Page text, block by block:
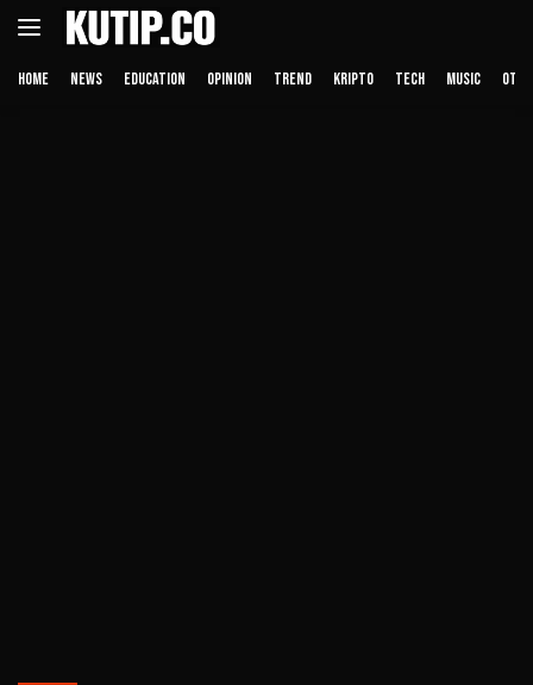
Langsung
HOME NEWS EDUCATION OPINION TREND KRIPTO TECH MUSIC